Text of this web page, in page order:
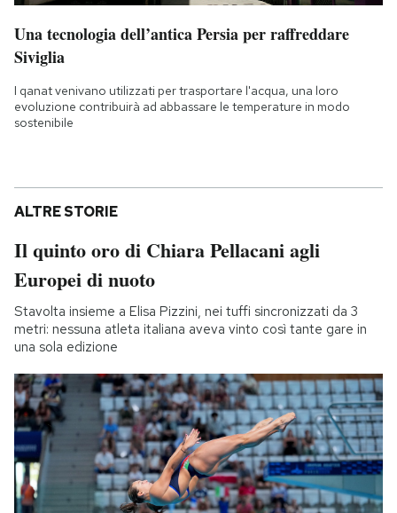
Una tecnologia dell’antica Persia per raffreddare
Siviglia
I qanat venivano utilizzati per trasportare l'acqua, una loro
evoluzione contribuirà ad abbassare le temperature in modo
sostenibile
ALTRE STORIE
Il quinto oro di Chiara Pellacani agli
Europei di nuoto
Stavolta insieme a Elisa Pizzini, nei tuffi sincronizzati da 3
metri: nessuna atleta italiana aveva vinto così tante gare in
una sola edizione